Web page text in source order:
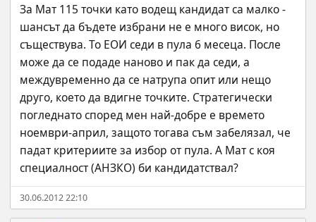
За Мат 115 точки като водещ кандидат са малко -
шансът да бъдете избрани не е много висок, но
съществува. То ЕОИ седи в пула 6 месеца. После
може да се подаде наново и пак да седи, а
междувременно да се натрупа опит или нещо
друго, което да вдигне точките. Стратегически
погледнато според мен най-добре е времето
ноември-април, защото тогава съм забелязал, че
падат критериите за избор от пула. А Мат с коя
специалност (АНЗКО) би кандидатствал?
30.06.2012 22:10